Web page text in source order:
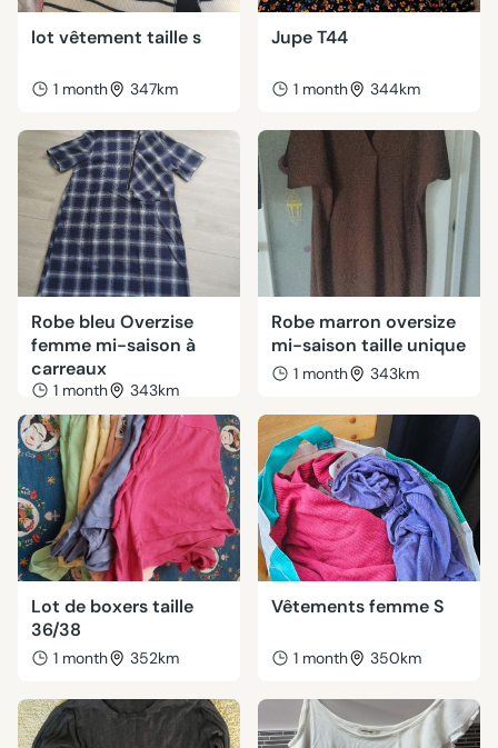
lot vêtement taille s
1 month 347km
Jupe T44
1 month 344km
Robe bleu Overzise
femme mi-saison à
carreaux
1 month 343km
Robe marron oversize
mi-saison taille unique
1 month 343km
Lot de boxers taille
36/38
1 month 352km
Vêtements femme S
1 month 350km